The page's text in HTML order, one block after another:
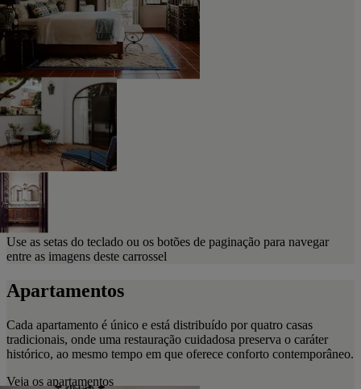
Use as setas do teclado ou os botões de paginação para navegar
entre as imagens deste carrossel
Apartamentos
Cada apartamento é único e está distribuído por quatro casas
tradicionais, onde uma restauração cuidadosa preserva o caráter
histórico, ao mesmo tempo em que oferece conforto contemporâneo.
Veja os apartamentos